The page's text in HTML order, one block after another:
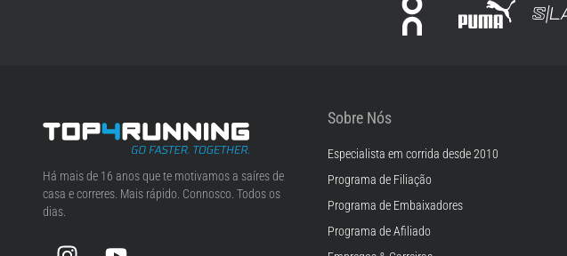
Top4Running.pt
Há mais de 16 anos que te motivamos a saíres de
casa e correres. Mais rápido. Connosco. Todos os
dias.
Sobre Nós
Especialista em corrida desde 2010
Programa de Filiação
Programa de Embaixadores
Programa de Afiliado